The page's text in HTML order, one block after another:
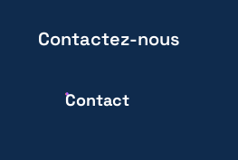
Contactez-nous
Contact